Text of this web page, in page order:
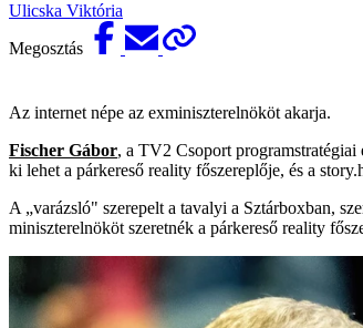
Ulicska Viktória
Megosztás
Az internet népe az exminiszterelnököt akarja.
Fischer Gábor, a TV2 Csoport programstratégiai
ki lehet a párkereső reality főszereplője, és a
A „varázsló" szerepelt a tavalyi a Sztárboxban,
miniszterelnököt szeretnék a párkereső reality